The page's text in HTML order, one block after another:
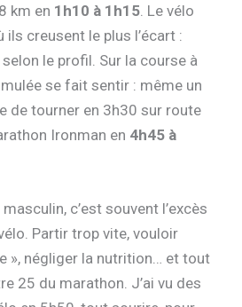
km en 1h10 à 1h15 . Le vélo
creusent le plus l’écart :
selon le profil. Sur la course à
se fait sentir : même un
de tourner en 3h30 sur route
Ironman en 4h45 à
c’est souvent l’excès
Partir trop vite, vouloir
», négliger la nutrition… et tout
25 du marathon. J’ai vu des